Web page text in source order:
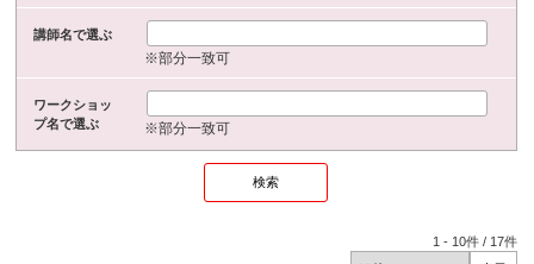
講師名で選ぶ
※部分一致可
ワークショッ
プ名で選ぶ
※部分一致可
1 - 10件 / 17件